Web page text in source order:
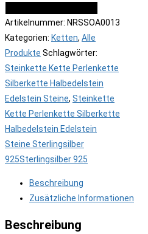
Artikelnummer: NRSSOA0013
Kategorien: Ketten, Alle
Produkte Schlagwörter:
Steinkette Kette Perlenkette
Silberkette Halbedelstein
Edelstein Steine, Steinkette
Kette Perlenkette Silberkette
Halbedelstein Edelstein
Steine Sterlingsilber
925Sterlingsilber 925
Beschreibung
Zusätzliche Informationen
Beschreibung